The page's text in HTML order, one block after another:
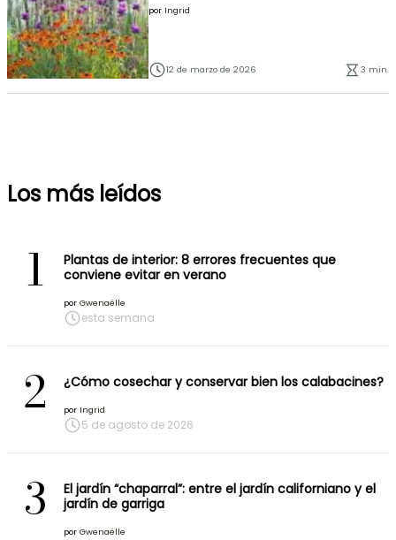
por Ingrid
12 de marzo de 2026 3 min.
Los más leídos
1
Plantas de interior: 8 errores frecuentes que
conviene evitar en verano
por Gwenaëlle
esta semana
2 ¿Cómo cosechar y conservar bien los calabacines?
por Ingrid
5 de agosto de 2026
3
El jardín “chaparral”: entre el jardín californiano y el
jardín de garriga
por Gwenaëlle